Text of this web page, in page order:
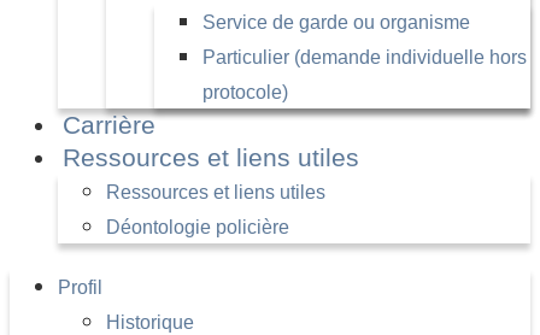
Service de garde ou organisme
Particulier (demande individuelle hors
protocole)
Carrière
Ressources et liens utiles
Ressources et liens utiles
Déontologie policière
Profil
Historique